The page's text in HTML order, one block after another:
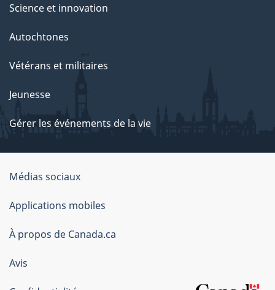
Science et innovation
Autochtones
Vétérans et militaires
Jeunesse
Gérer les événements de la vie
Organisation
du
gouvernement
du
Canada
Médias sociaux
Applications mobiles
À propos de Canada.ca
Avis